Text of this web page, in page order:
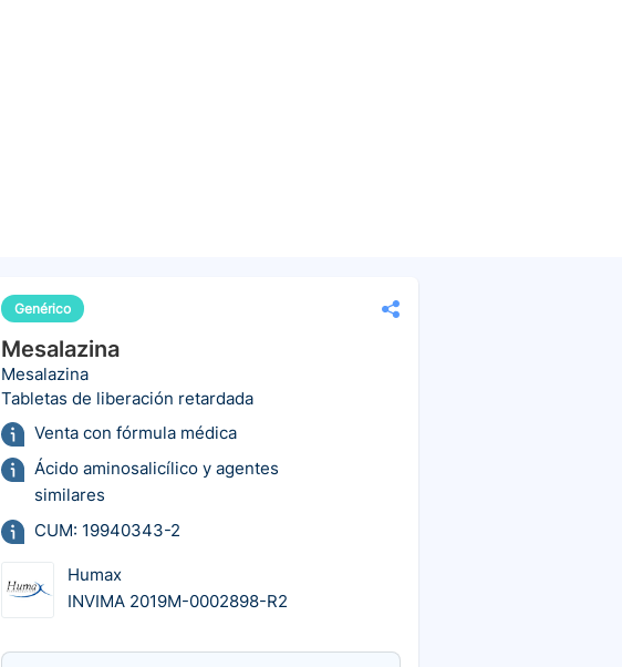
Genérico
Mesalazina
Mesalazina
Tabletas de liberación retardada
Venta con fórmula médica
Ácido aminosalicílico y agentes
similares
CUM: 19940343-2
Humax
INVIMA 2019M-0002898-R2